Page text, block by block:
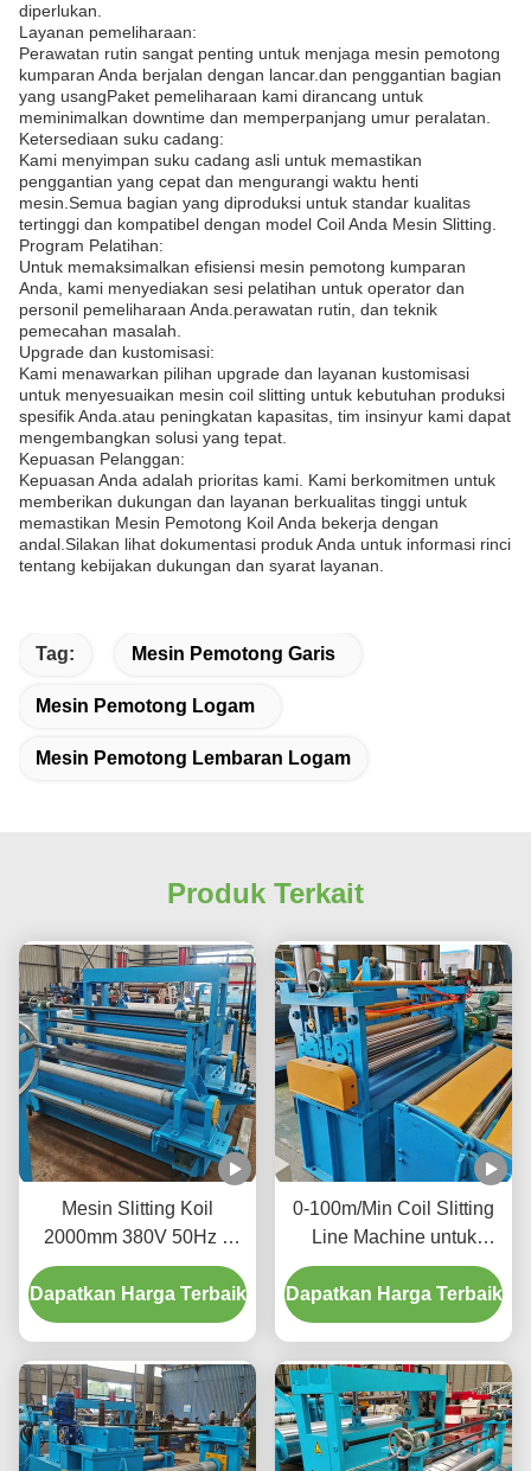
diperlukan.
Layanan pemeliharaan:
Perawatan rutin sangat penting untuk menjaga mesin pemotong
kumparan Anda berjalan dengan lancar.dan penggantian bagian
yang usangPaket pemeliharaan kami dirancang untuk
meminimalkan downtime dan memperpanjang umur peralatan.
Ketersediaan suku cadang:
Kami menyimpan suku cadang asli untuk memastikan
penggantian yang cepat dan mengurangi waktu henti
mesin.Semua bagian yang diproduksi untuk standar kualitas
tertinggi dan kompatibel dengan model Coil Anda Mesin Slitting.
Program Pelatihan:
Untuk memaksimalkan efisiensi mesin pemotong kumparan
Anda, kami menyediakan sesi pelatihan untuk operator dan
personil pemeliharaan Anda.perawatan rutin, dan teknik
pemecahan masalah.
Upgrade dan kustomisasi:
Kami menawarkan pilihan upgrade dan layanan kustomisasi
untuk menyesuaikan mesin coil slitting untuk kebutuhan produksi
spesifik Anda.atau peningkatan kapasitas, tim insinyur kami dapat
mengembangkan solusi yang tepat.
Kepuasan Pelanggan:
Kepuasan Anda adalah prioritas kami. Kami berkomitmen untuk
memberikan dukungan dan layanan berkualitas tinggi untuk
memastikan Mesin Pemotong Koil Anda bekerja dengan
andal.Silakan lihat dokumentasi produk Anda untuk informasi rinci
tentang kebijakan dukungan dan syarat layanan.
Tag: Mesin Pemotong Garis
Mesin Pemotong Logam
Mesin Pemotong Lembaran Logam
Produk Terkait
Mesin Slitting Koil
2000mm 380V 50Hz 3
Fase Tingkatkan
Ketersediaan Material
Dapatkan Harga Terbaik
0-100m/Min Coil Slitting
Line Machine untuk
memotong coil logam
besar menjadi strip yang
lebih sempit
Dapatkan Harga Terbaik